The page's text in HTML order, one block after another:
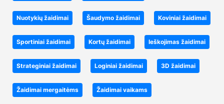
Nuotykių žaidimai Šaudymo žaidimai Koviniai žaidimai
Sportiniai žaidimai Kortų žaidimai Ieškojimas žaidimai
Strateginiai žaidimai Loginiai žaidimai 3D žaidimai
Žaidimai mergaitėms Žaidimai vaikams